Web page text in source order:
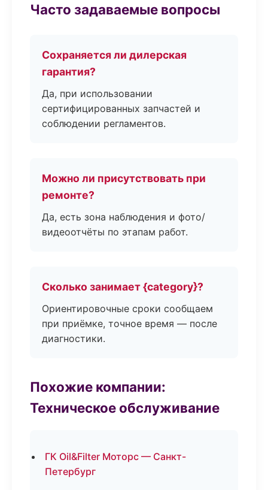
Часто задаваемые вопросы
Сохраняется ли дилерская
гарантия?
Да, при использовании
сертифицированных запчастей и
соблюдении регламентов.
Можно ли присутствовать при
ремонте?
Да, есть зона наблюдения и фото/
видеоотчёты по этапам работ.
Сколько занимает {category}?
Ориентировочные сроки сообщаем
при приёмке, точное время — после
диагностики.
Похожие компании:
Техническое обслуживание
ГК Oil&Filter Моторс — Санкт-
Петербург